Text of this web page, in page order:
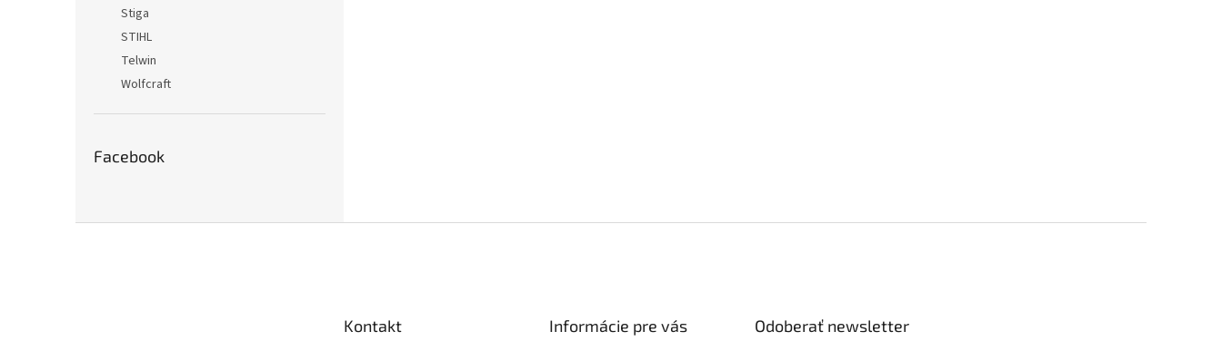
Stiga
STIHL
Telwin
Wolfcraft
Facebook
Kontakt Informácie pre vás Odoberať newsletter